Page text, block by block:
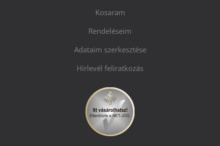
Kosaram
Rendeléseim
Adataim szerkesztése
Hírlevél feliratkozás